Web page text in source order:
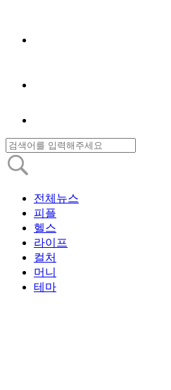
전체뉴스
피플
헬스
라이프
컬처
머니
테마